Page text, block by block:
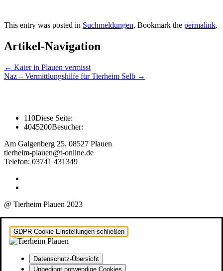
This entry was posted in Suchmeldungen. Bookmark the permalink.
Artikel-Navigation
← Kater in Plauen vermisst
Naz – Vermittlungshilfe für Tierheim Selb →
110Diese Seite:
4045200Besucher:
Am Galgenberg 25, 08527 Plauen
tierheim-plauen@t-online.de
Telefon: 03741 431349
@ Tierheim Plauen 2023
GDPR Cookie-Einstellungen schließen
Datenschutz-Übersicht
Unbedingt notwendige Cookies